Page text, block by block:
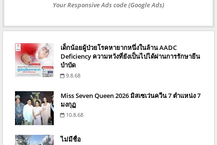
Your Responsive Ads code (Google Ads)
เด็กน้อยผู้ป่วยโรคหายากหนึ่งในล้าน AADC
Deficiency ความหวังที่ยังเป็นไปได้ผ่านการรักษายีน
บำบัด
9.8.68
Miss Seven Queen 2026 มิสเซเว่นควีน 7 ตำแหน่ง 7
มงกุฏ
10.8.68
ไม่มีชื่อ